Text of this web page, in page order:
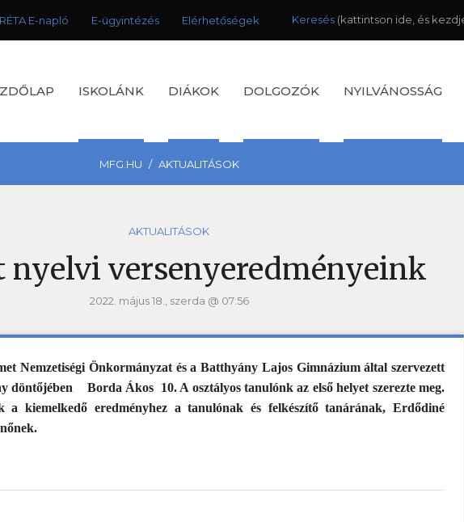
E-napló E-ügyintézés Elérhetőségek Keresés
ISKOLÁNK DIÁKOK DOLGOZÓK NYILVÁNOSSÁG
MFG.HU AKTUALITÁSOK
AKTUALITÁSOK
nyelvi versenyeredményeink
2022. május 18., szerda @ 07:56
Nemzetiségi Önkormányzat és a Batthyány Lajos Gimnázium által szervezett
döntőjében Borda Ákos 10. A osztályos tanulónk az első helyet szerezte meg.
a kiemelkedő eredményhez a tanulónak és felkészítő tanárának, Erdődiné